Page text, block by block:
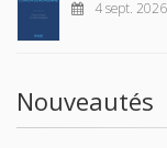
4 sept. 2026
Nouveautés